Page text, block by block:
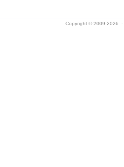
Copyright © 2009-2026 -